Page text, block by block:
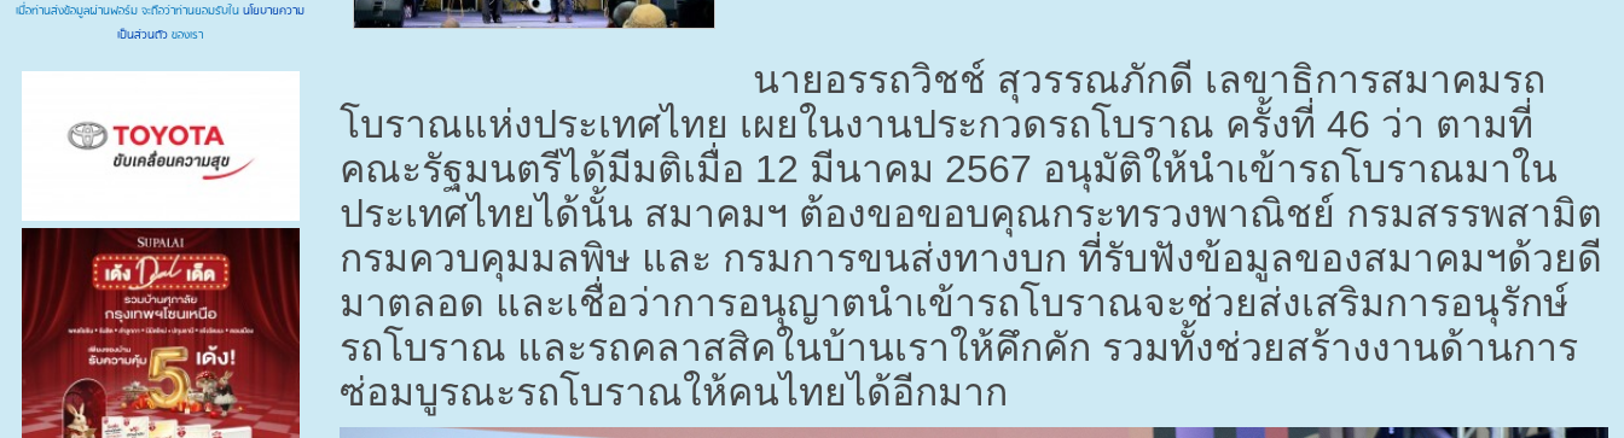
เมื่อท่านส่งข้อมูลผ่านฟอร์ม จะถือว่าท่านยอมรับในนโยบายความ
เป็นส่วนตัวของเรา
นายอรรถวิชช์ สุวรรณภักดี เลขาธิการสมาคมรถ
โบราณแห่งประเทศไทย เผยในงานประกวดรถโบราณ ครั้งที่ 46 ว่า ตามที่
คณะรัฐมนตรีได้มีมติเมื่อ 12 มีนาคม 2567 อนุมัติให้นำเข้ารถโบราณมาใน
ประเทศไทยได้นั้น สมาคมฯ ต้องขอขอบคุณกระทรวงพาณิชย์ กรมสรรพสามิต
กรมควบคุมมลพิษ และ กรมการขนส่งทางบก ที่รับฟังข้อมูลของสมาคมฯด้วยดี
มาตลอด และเชื่อว่าการอนุญาตนำเข้ารถโบราณจะช่วยส่งเสริมการอนุรักษ์
รถโบราณ และรถคลาสสิคในบ้านเราให้คึกคัก รวมทั้งช่วยสร้างงานด้านการ
ซ่อมบูรณะรถโบราณให้คนไทยได้อีกมาก